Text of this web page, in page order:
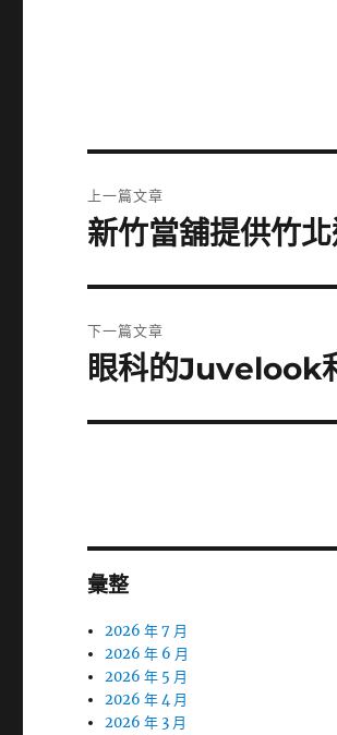
章
上一篇文章
上
篇
文
章:
新竹當舖提供竹
下一篇文章
下
篇
眼科的Juvelook
彙整
2026 年 7 月
2026 年 6 月
2026 年 5 月
2026 年 4 月
2026 年 3 月